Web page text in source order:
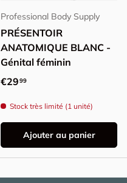
Professional Body Supply
PRÉSENTOIR
ANATOMIQUE BLANC -
Génital féminin
Prix habituel
€2999
Stock très limité (1 unité)
Ajouter au panier